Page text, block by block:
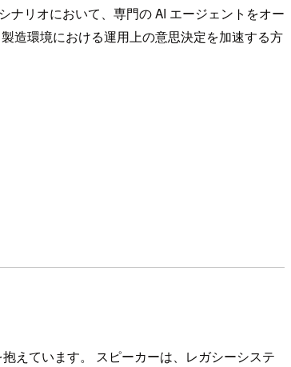
ナリオにおいて、専門の AI エージェントをオー
造環境における運用上の意思決定を加速する方
えています。 スピーカーは、レガシーシステ